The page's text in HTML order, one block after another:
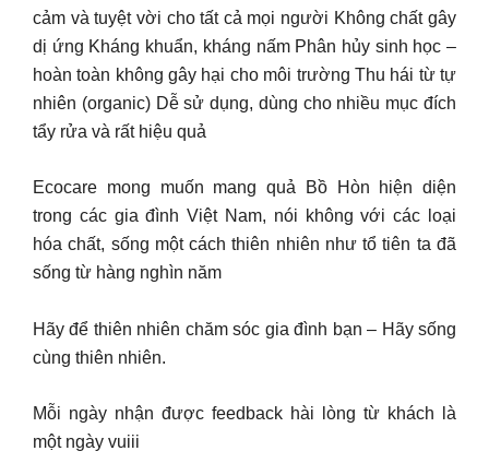
cảm và tuyệt vời cho tất cả mọi người Không chất gây
dị ứng Kháng khuẩn, kháng nấm Phân hủy sinh học –
hoàn toàn không gây hại cho môi trường Thu hái từ tự
nhiên (organic) Dễ sử dụng, dùng cho nhiều mục đích
tẩy rửa và rất hiệu quả
Ecocare mong muốn mang quả Bồ Hòn hiện diện
trong các gia đình Việt Nam, nói không với các loại
hóa chất, sống một cách thiên nhiên như tổ tiên ta đã
sống từ hàng nghìn năm
Hãy để thiên nhiên chăm sóc gia đình bạn – Hãy sống
cùng thiên nhiên.
Mỗi ngày nhận được feedback hài lòng từ khách là
một ngày vuiii